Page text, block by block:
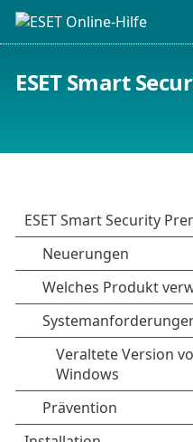
ESET Smart